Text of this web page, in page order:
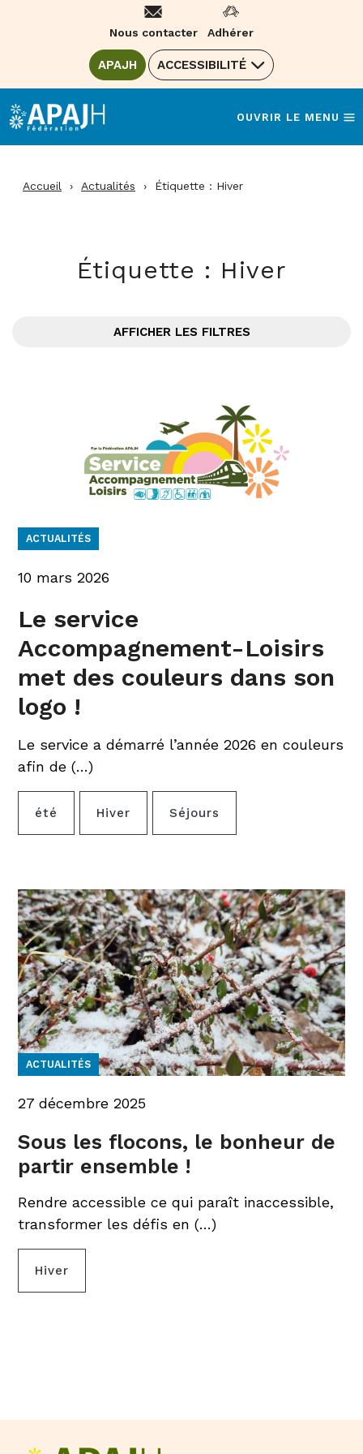
Nous contacter Adhérer
ALLER SUR LE SITE DE LA FÉDÉRATION
APAJH (OUVRE UNE NOUVELLE FENÊTRE)
ACCESSIBILITÉ
OUVRIR LE MENU
Accueil › Actualités › Étiquette : Hiver
Étiquette : Hiver
AFFICHER LES FILTRES
ACTUALITÉS
10 mars 2026
Le service
Accompagnement-Loisirs
met des couleurs dans son
logo !
Le service a démarré l’année 2026 en couleurs
afin de (…)
été Hiver Séjours
ACTUALITÉS
27 décembre 2025
Sous les flocons, le bonheur de
partir ensemble !
Rendre accessible ce qui paraît inaccessible,
transformer les défis en (…)
Hiver